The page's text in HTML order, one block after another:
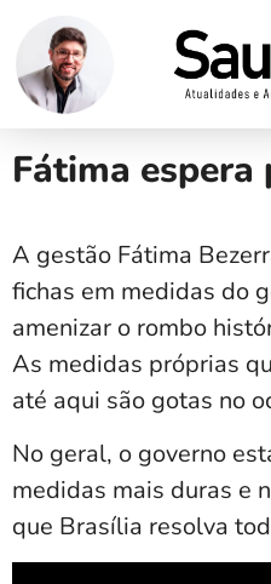
Fátima
A gestão Fátima
fichas em medidas do
amenizar o rombo
As medidas próprias
até aqui são gotas no
No geral, o governo
medidas mais duras e
que Brasília resolva